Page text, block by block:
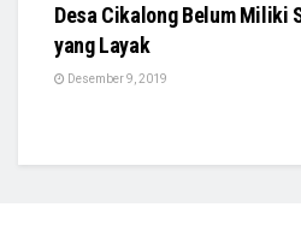
Desa Cikalong Belum Miliki
yang Layak
Desember 9, 2019